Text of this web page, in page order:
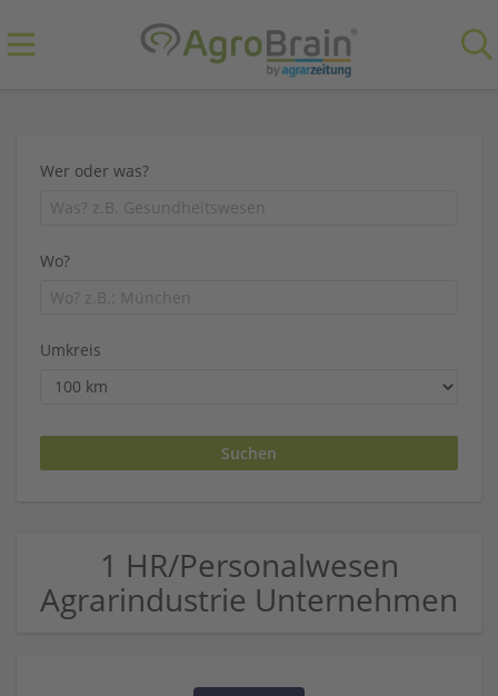
Wer oder was?
Wo?
Umkreis
1 HR/Personalwesen
Agrarindustrie Unternehmen